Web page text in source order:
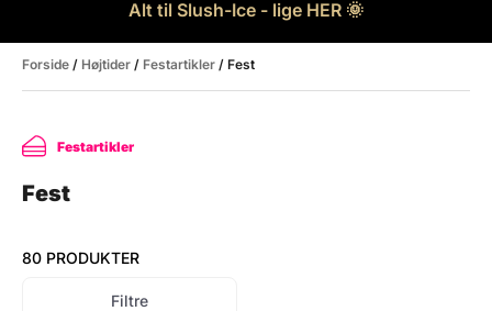
Alt til Slush-Ice - lige HER 🌞
Forside / Højtider / Festartikler / Fest
Festartikler
Fest
80 PRODUKTER
Filtre